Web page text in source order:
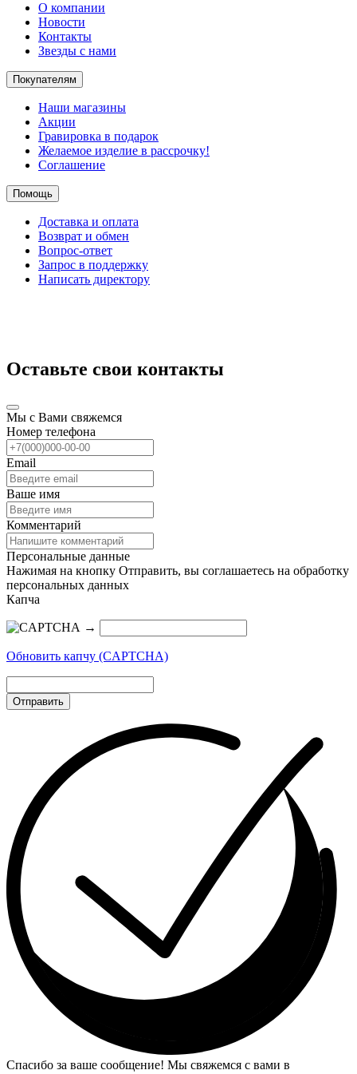
О компании
Новости
Контакты
Звезды с нами
Покупателям
Наши магазины
Акции
Гравировка в подарок
Желаемое изделие в рассрочку!
Соглашение
Помощь
Доставка и оплата
Возврат и обмен
Вопрос-ответ
Запрос в поддержку
Написать директору
Оставьте свои контакты
Мы с Вами свяжемся
Номер телефона
Email
Ваше имя
Комментарий
Персональные данные
Нажимая на кнопку Отправить, вы соглашаетесь на обработку
персональных данных
Капча
→
Обновить капчу (CAPTCHA)
Отправить
Спасибо за ваше сообщение! Мы свяжемся с вами в